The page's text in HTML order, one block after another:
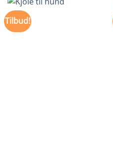
Tilbud!